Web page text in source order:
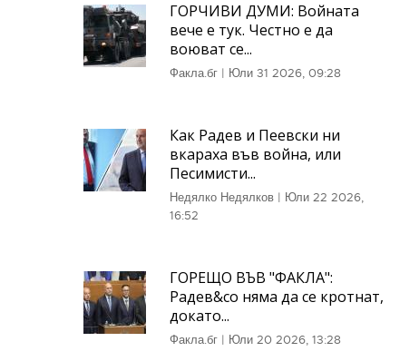
ГОРЧИВИ ДУМИ: Войната
вече е тук. Честно е да
воюват се...
Факла.бг | Юли 31 2026, 09:28
Как Радев и Пеевски ни
вкараха във война, или
Песимисти...
Недялко Недялков | Юли 22 2026,
16:52
ГОРЕЩО ВЪВ "ФАКЛА":
Радев&co няма да се кротнат,
докато...
Факла.бг | Юли 20 2026, 13:28